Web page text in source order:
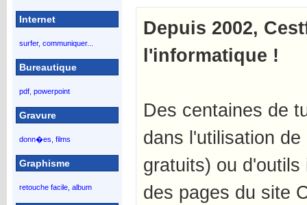
Internet
surfer, communiquer...
Bureautique
pdf, powerpoint
Gravure
donn�es, films
Graphisme
retouche facile, album
Depuis 2002,
l'informatique !
Des centaines de
dans l'utilisation
gratuits) ou
des pages du site